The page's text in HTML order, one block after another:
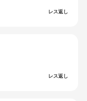
レス返し
レス返し